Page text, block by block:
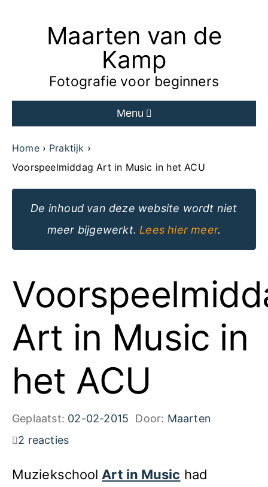
Maarten van de
Kamp
Fotografie voor beginners
Menu
Home
Praktijk
Voorspeelmiddag Art in Music in het ACU
De inhoud van deze website wordt niet
meer bijgewerkt. Lees hier meer.
Art in Music in
het ACU
Geplaatst: 02-02-2015 Door: Maarten
2 reacties
Muziekschool Art in Music had